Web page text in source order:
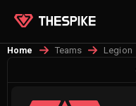
Home Teams
Legion